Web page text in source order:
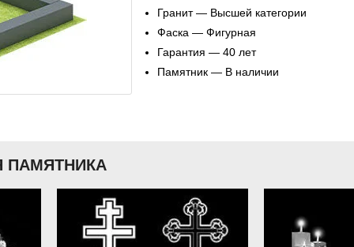
Гранит — Высшей категории
Фаска — Фигурная
Гарантия — 40 лет
Памятник — В наличии
ПАМЯТНИКА